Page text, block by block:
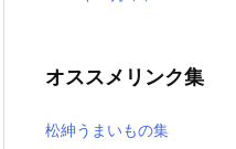
オススメリンク集
松紳うまいもの集